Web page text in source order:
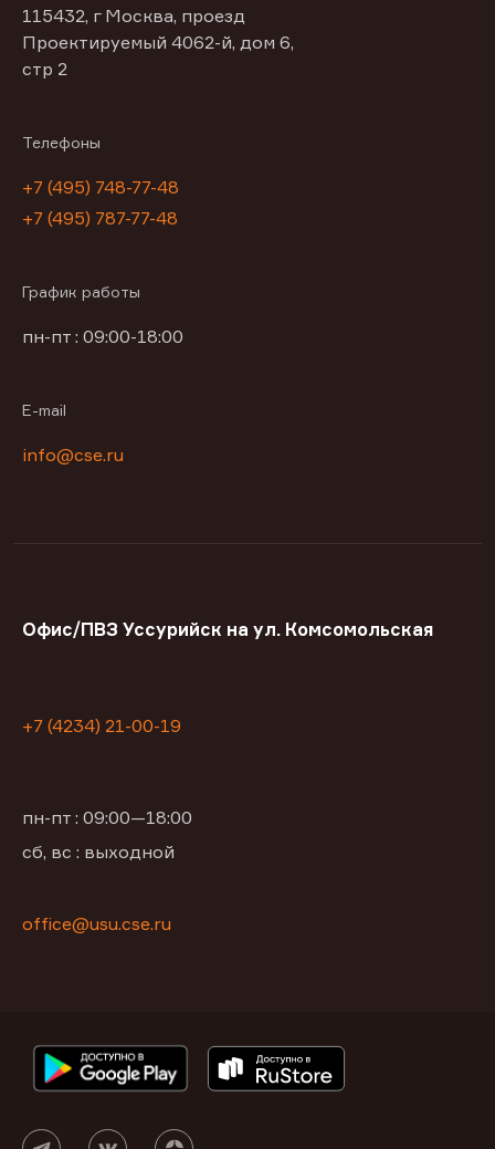
115432, г Москва, проезд
Проектируемый 4062-й, дом 6,
стр 2
Телефоны
+7 (495) 748-77-48
+7 (495) 787-77-48
График работы
пн-пт : 09:00-18:00
E-mail
info@cse.ru
Офис/ПВЗ Уссурийск на ул. Комсомольская
+7 (4234) 21-00-19
пн-пт : 09:00—18:00
сб, вс : выходной
office@usu.cse.ru